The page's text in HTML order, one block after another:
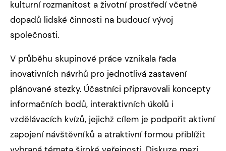
kulturní rozmanitost a životní prostředí včetně
dopadů lidské činnosti na budoucí vývoj
společnosti.
V průběhu skupinové práce vznikala řada
inovativních návrhů pro jednotlivá zastavení
plánované stezky. Účastníci připravovali koncepty
informačních bodů, interaktivních úkolů i
vzdělávacích kvízů, jejichž cílem je podpořit aktivní
zapojení návštěvníků a atraktivní formou přiblížit